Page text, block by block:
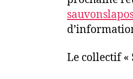
Le collectif «